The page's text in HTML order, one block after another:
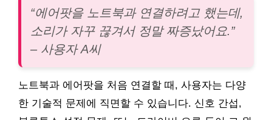
“에어팟을 노트북과 연결하려고 했는데,
소리가 자꾸 끊겨서 정말 짜증났어요.”
– 사용자 A씨
노트북과 에어팟을 처음 연결할 때, 사용자는 다양
한 기술적 문제에 직면할 수 있습니다. 신호 간섭,